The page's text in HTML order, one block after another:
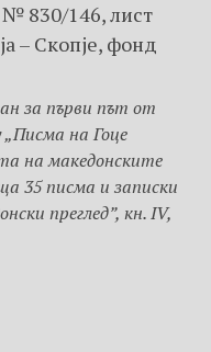
830/146, лист
– Скопje, фонд
за първи път от
на Гоце
на македонските
35 писма и записки
преглед”, кн. IV,